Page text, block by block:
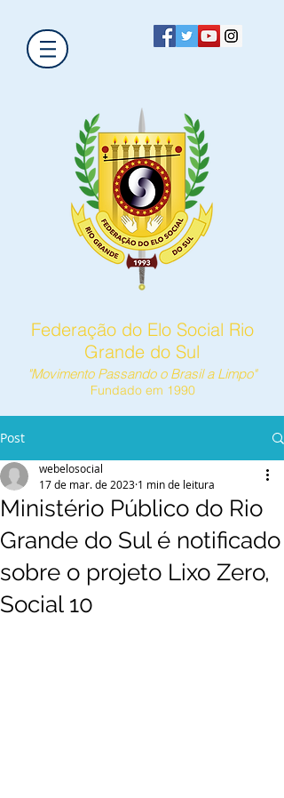
Federação do Elo Social Rio
Grande do Sul
"Movimento Passando o Brasil a Limpo"
Fundado em 1990
Post
Ministério Público do Rio
Grande do Sul é notificado
sobre o projeto Lixo Zero,
Social 10
webelosocial
17 de mar. de 2023 1 min de leitura